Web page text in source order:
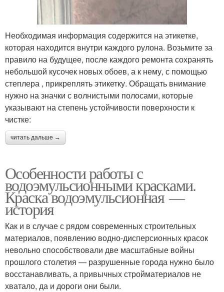
Необходимая информация содержится на этикетке,
которая находится внутри каждого рулона. Возьмите за
правило на будущее, после каждого ремонта сохранять
небольшой кусочек новых обоев, а к нему, с помощью
степлера , прикреплять этикетку. Обращать внимание
нужно на значки с волнистыми полосами, которые
указывают на степень устойчивости поверхности к
чистке:
читать дальше →
Особенности работы с
водоэмульсионными красками.
Краска водоэмульсионная —
история
Как и в случае с рядом современных строительных
материалов, появлению водно-дисперсионных красок
невольно способствовали две масштабные войны
прошлого столетия — разрушенные города нужно было
восстанавливать, а привычных стройматериалов не
хватало, да и дороги они были.